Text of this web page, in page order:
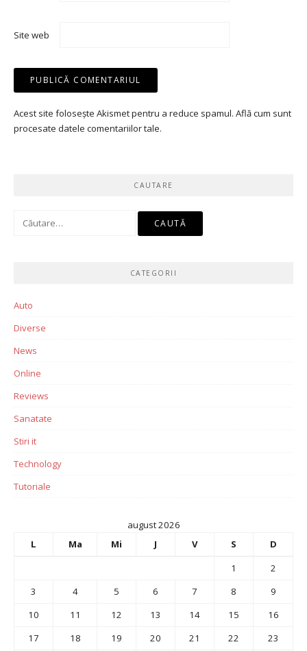
Site web
Acest site folosește Akismet pentru a reduce spamul. Află cum sunt
procesate datele comentariilor tale.
CAUTARE
Caută
CATEGORII
Auto
Diverse
News
Online
Reviews
Sanatate
Stiri it
Technology
Tutoriale
august 2026
L
Ma Mi J V S
D
1
2
3
4 5 6 7 8
9
10
11 12 13 14 15
16
17
18 19 20 21 22
23